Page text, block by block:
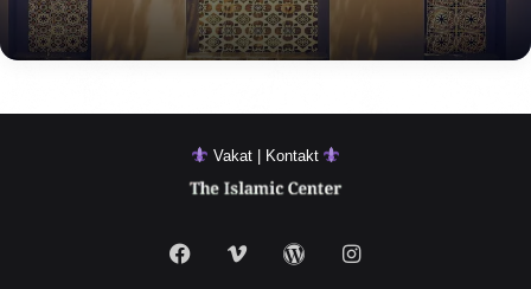
Vakat | Kontakt
FacebookVimeo WordPressInstagram